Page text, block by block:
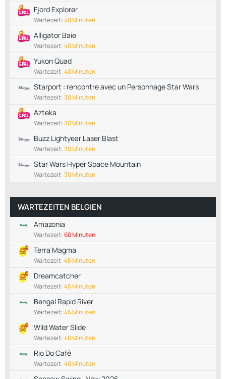
Fjord Explorer
Wartezeit:40 Minuten
Alligator Baie
Wartezeit:40 Minuten
Yukon Quad
Wartezeit:40 Minuten
Starport : rencontre avec un Personnage Star Wars
Wartezeit:30 Minuten
Azteka
Wartezeit:30 Minuten
Buzz Lightyear Laser Blast
Wartezeit:30 Minuten
Star Wars Hyper Space Mountain
Wartezeit:30 Minuten
WARTEZEITEN BELGIEN
Amazonia
Wartezeit:60 Minuten
Terra Magma
Wartezeit:45 Minuten
Dreamcatcher
Wartezeit:45 Minuten
Bengal Rapid River
Wartezeit:45 Minuten
Wild Water Slide
Wartezeit:40 Minuten
Rio Do Café
Wartezeit:40 Minuten